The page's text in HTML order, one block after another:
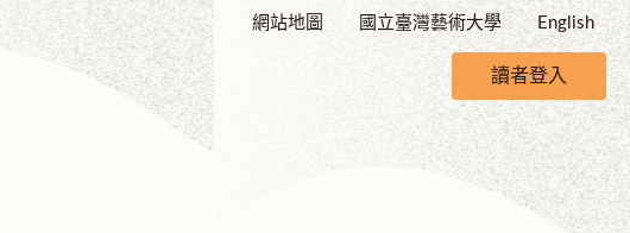
網站地圖 國立臺灣藝術大學 English
讀者登入